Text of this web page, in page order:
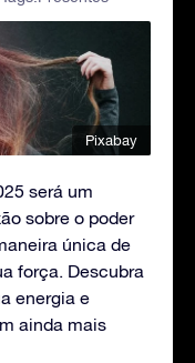
Pixabay
será um
sobre o poder
única de
força. Descubra
energia e
ainda mais